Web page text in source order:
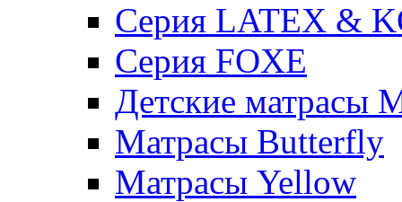
Серия LATEX &
Серия FOXE
Детские матрасы
Матрасы Butterfly
Матрасы Yellow